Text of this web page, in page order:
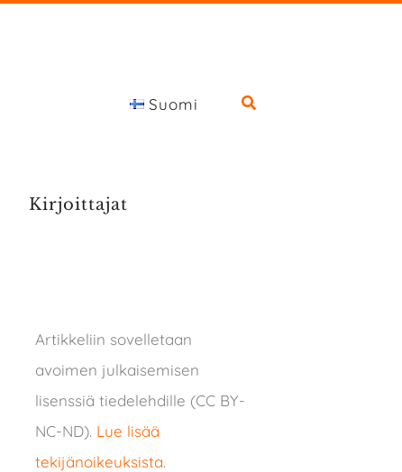
Suomi
Kirjoittajat
Artikkeliin sovelletaan
avoimen julkaisemisen
lisenssiä tiedelehdille (CC BY-
NC-ND). Lue lisää
tekijänoikeuksista.